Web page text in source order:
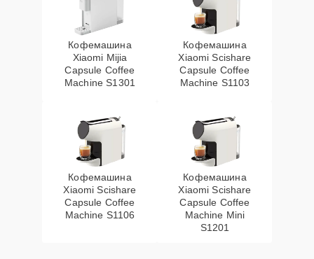
Кофемашина
Xiaomi Mijia
Capsule Coffee
Machine S1301
Кофемашина
Xiaomi Scishare
Capsule Coffee
Machine S1103
Кофемашина
Xiaomi Scishare
Capsule Coffee
Machine S1106
Кофемашина
Xiaomi Scishare
Capsule Coffee
Machine Mini
S1201